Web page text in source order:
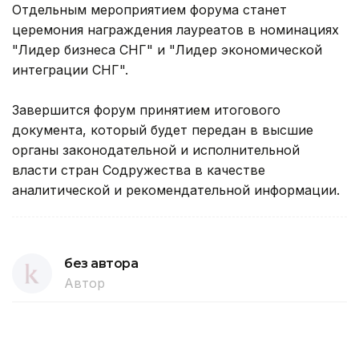
Отдельным мероприятием форума станет
церемония награждения лауреатов в номинациях
"Лидер бизнеса СНГ" и "Лидер экономической
интеграции СНГ".
Завершится форум принятием итогового
документа, который будет передан в высшие
органы законодательной и исполнительной
власти стран Содружества в качестве
аналитической и рекомендательной информации.
без автора
Автор